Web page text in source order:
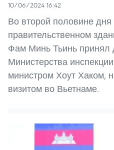
10/06/2024 16:42
Во второй половине дня
правительственном
Фам Минь Тьинь принял
Министерства
министром Хоут Хаком,
визитом во Вьетнаме.